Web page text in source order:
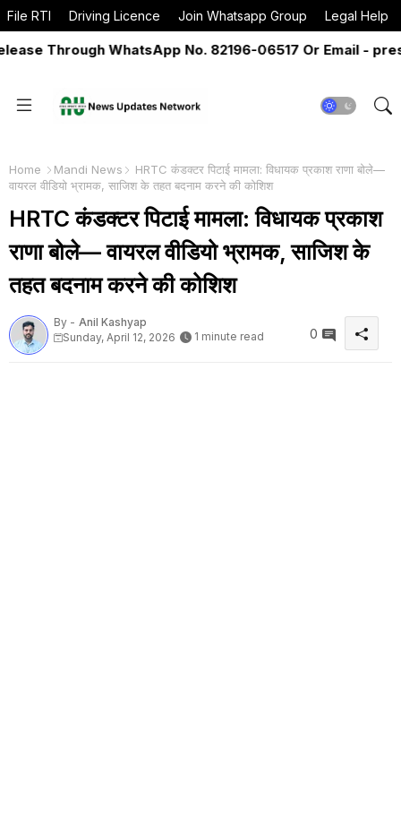
File RTI Driving Licence Join Whatsapp Group Legal Help
WhatsApp No. 82196-06517 Or Email -
Home Mandi News
HRTC कंडक्टर पिटाई मामला: विधायक प्रकाश राणा बोले—
वायरल वीडियो भ्रामक, साजिश के तहत बदनाम करने की कोशिश
HRTC कंडक्टर पिटाई मामला: विधायक प्रकाश
राणा बोले— वायरल वीडियो भ्रामक, साजिश के
तहत बदनाम करने की कोशिश
By - Anil Kashyap
Sunday, April 12, 2026
1 minute read 0